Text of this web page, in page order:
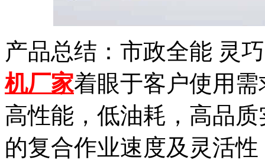
产品总结：市政全能 灵
机厂家着眼于客户使用
高性能，低油耗，高品
的复合作业速度及灵活